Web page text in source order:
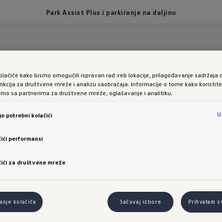
Park Assist Plus i parkiranje na daljinu
parkiranje na daljinu u novom
opodršci
pri
kako bismo omogućili ispravan rad veb lokacije, prilagođavanje sadržaja
za društvene mreže i analizu saobraćaja. Informacije o tome kako
sa partnerima za društvene mreže, oglašavanje i analitiku.
potrebni kolačići
performansi
za društvene mreže
kolačića Sačuvaj izbore Prihvatam